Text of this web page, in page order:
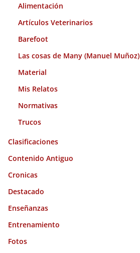
Alimentación
Artículos Veterinarios
Barefoot
Las cosas de Many (Manuel Muñoz)
Material
Mis Relatos
Normativas
Trucos
Clasificaciones
Contenido Antiguo
Cronicas
Destacado
Enseñanzas
Entrenamiento
Fotos